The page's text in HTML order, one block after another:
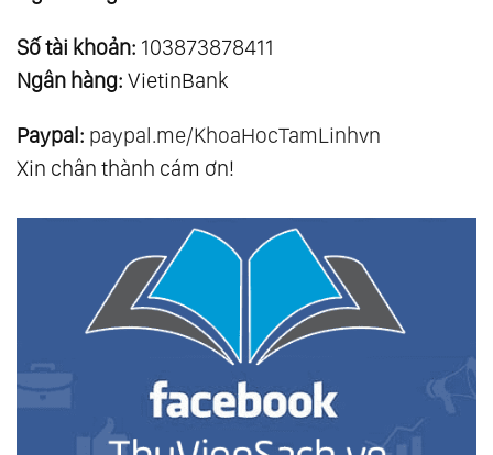
Số tài khoản: 103873878411
Ngân hàng: VietinBank
Paypal: paypal.me/KhoaHocTamLinhvn
Xin chân thành cám ơn!